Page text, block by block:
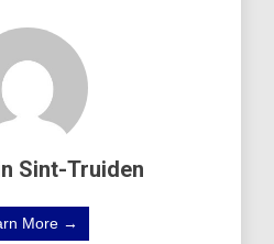
Sint-Truiden
More →